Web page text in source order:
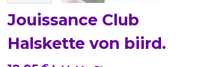
Jouissance Club
Halskette von biird.